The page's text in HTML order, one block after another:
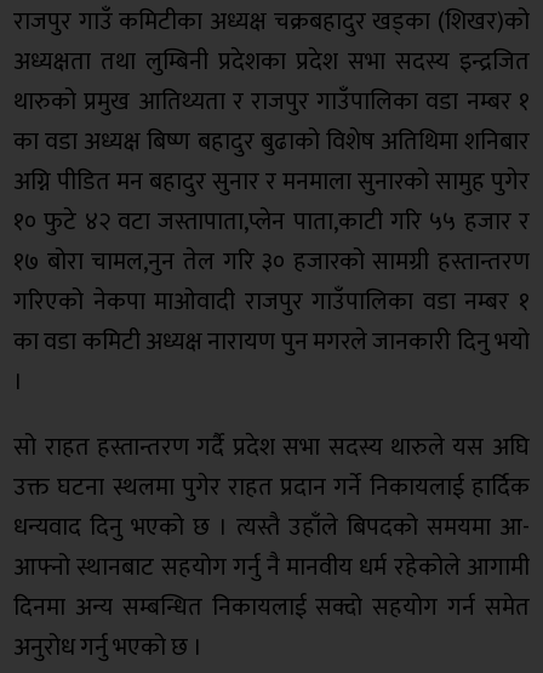
राजपुर गाउँ कमिटीका अध्यक्ष चक्रबहादुर खड्का (शिखर)को
अध्यक्षता तथा लुम्बिनी प्रदेशका प्रदेश सभा सदस्य इन्द्रजित
थारुको प्रमुख आतिथ्यता र राजपुर गाउँपालिका वडा नम्बर १
का वडा अध्यक्ष बिष्ण बहादुर बुढाको विशेष अतिथिमा शनिबार
अग्नि पीडित मन बहादुर सुनार र मनमाला सुनारको सामुह पुगेर
१० फुटे ४२ वटा जस्तापाता,प्लेन पाता,काटी गरि ५५ हजार र
१७ बोरा चामल,नुन तेल गरि ३० हजारको सामग्री हस्तान्तरण
गरिएको नेकपा माओवादी राजपुर गाउँपालिका वडा नम्बर १
का वडा कमिटी अध्यक्ष नारायण पुन मगरले जानकारी दिनु भयो
।
सो राहत हस्तान्तरण गर्दै प्रदेश सभा सदस्य थारुले यस अघि
उक्त घटना स्थलमा पुगेर राहत प्रदान गर्ने निकायलाई हार्दिक
धन्यवाद दिनु भएको छ । त्यस्तै उहाँले बिपदको समयमा आ-
आफ्नो स्थानबाट सहयोग गर्नु नै मानवीय धर्म रहेकोले आगामी
दिनमा अन्य सम्बन्धित निकायलाई सक्दो सहयोग गर्न समेत
अनुरोध गर्नु भएको छ ।